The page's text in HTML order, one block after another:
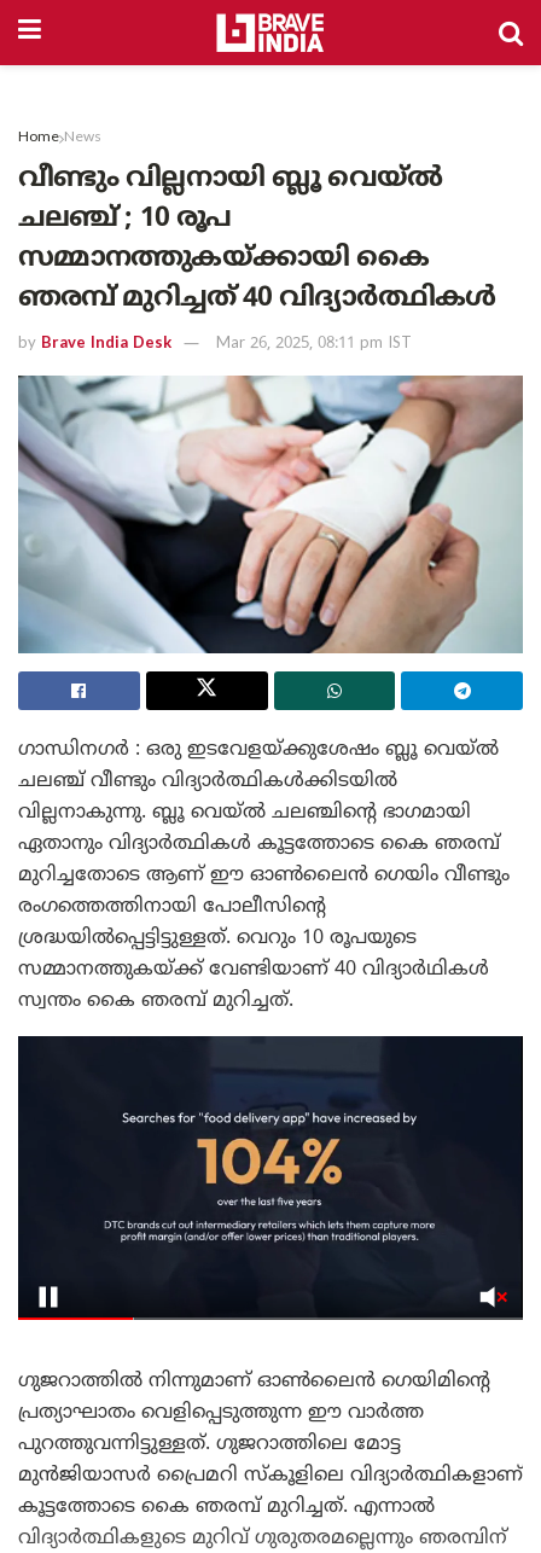
Home News
വീണ്ടും വില്ലനായി ബ്ലൂ വെയ്ൽ
ചലഞ്ച് ; 10 രൂപ
സമ്മാനത്തുകയ്ക്കായി കൈ
ഞരമ്പ് മുറിച്ചത് 40 വിദ്യാർത്ഥികൾ
by Brave India Desk Mar 26, 2025, 08:11 pm IST
ഗാന്ധിനഗർ : ഒരു ഇടവേളയ്ക്കുശേഷം ബ്ലൂ വെയ്ൽ
ചലഞ്ച് വീണ്ടും വിദ്യാർത്ഥികൾക്കിടയിൽ
വില്ലനാകുന്നു. ബ്ലൂ വെയ്ൽ ചലഞ്ചിന്റെ ഭാഗമായി
ഏതാനും വിദ്യാർത്ഥികൾ കൂട്ടത്തോടെ കൈ ഞരമ്പ്
മുറിച്ചതോടെ ആണ് ഈ ഓൺലൈൻ ഗെയിം വീണ്ടും
രംഗത്തെത്തിനായി പോലീസിന്റെ
ശ്രദ്ധയിൽപ്പെട്ടിട്ടുള്ളത്. വെറും 10 രൂപയുടെ
സമ്മാനത്തുകയ്ക്ക് വേണ്ടിയാണ് 40 വിദ്യാർഥികൾ
സ്വന്തം കൈ ഞരമ്പ് മുറിച്ചത്.
ഗുജറാത്തിൽ നിന്നുമാണ് ഓൺലൈൻ ഗെയിമിന്റെ
പ്രത്യാഘാതം വെളിപ്പെടുത്തുന്ന ഈ വാർത്ത
പുറത്തുവന്നിട്ടുള്ളത്. ഗുജറാത്തിലെ മോട്ട
മുൻജിയാസർ പ്രൈമറി സ്കൂളിലെ വിദ്യാർത്ഥികളാണ്
കൂട്ടത്തോടെ കൈ ഞരമ്പ് മുറിച്ചത്. എന്നാൽ
വിദ്യാർത്ഥികളുടെ മുറിവ് ഗുരുതരമല്ലെന്നും ഞരമ്പിന്